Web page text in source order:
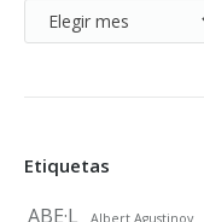
Entradas
por
Etiquetas
ABE·L